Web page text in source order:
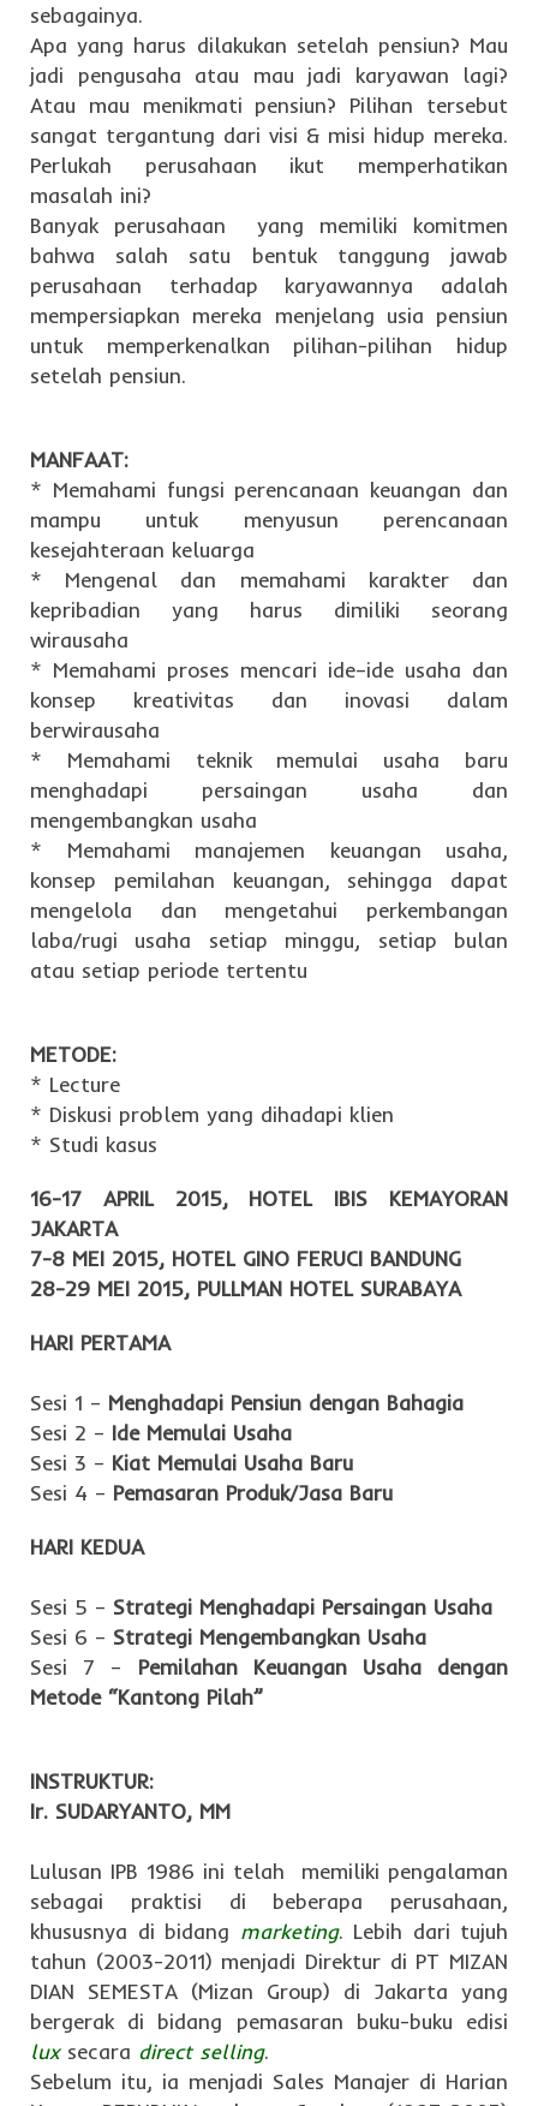
sebagainya.
Apa yang harus dilakukan setelah pensiun? Mau
jadi pengusaha atau mau jadi karyawan lagi?
Atau mau menikmati pensiun? Pilihan tersebut
sangat tergantung dari visi & misi hidup mereka.
Perlukah perusahaan ikut memperhatikan
masalah ini?
Banyak perusahaan yang memiliki komitmen
bahwa salah satu bentuk tanggung jawab
perusahaan terhadap karyawannya adalah
mempersiapkan mereka menjelang usia pensiun
untuk memperkenalkan pilihan-pilihan hidup
setelah pensiun.
MANFAAT:
* Memahami fungsi perencanaan keuangan dan
mampu untuk menyusun perencanaan
kesejahteraan keluarga
* Mengenal dan memahami karakter dan
kepribadian yang harus dimiliki seorang
wirausaha
* Memahami proses mencari ide–ide usaha dan
konsep kreativitas dan inovasi dalam
berwirausaha
* Memahami teknik memulai usaha baru
menghadapi persaingan usaha dan
mengembangkan usaha
* Memahami manajemen keuangan usaha,
konsep pemilahan keuangan, sehingga dapat
mengelola dan mengetahui perkembangan
laba/rugi usaha setiap minggu, setiap bulan
atau setiap periode tertentu
METODE:
* Lecture
* Diskusi problem yang dihadapi klien
* Studi kasus
16-17 APRIL 2015, HOTEL IBIS KEMAYORAN
JAKARTA
7-8 MEI 2015, HOTEL GINO FERUCI BANDUNG
28-29 MEI 2015, PULLMAN HOTEL SURABAYA
HARI PERTAMA
Sesi 1 – Menghadapi Pensiun dengan Bahagia
Sesi 2 – Ide Memulai Usaha
Sesi 3 – Kiat Memulai Usaha Baru
Sesi 4 – Pemasaran Produk/Jasa Baru
HARI KEDUA
Sesi 5 – Strategi Menghadapi Persaingan Usaha
Sesi 6 – Strategi Mengembangkan Usaha
Sesi 7 – Pemilahan Keuangan Usaha dengan
Metode “Kantong Pilah”
INSTRUKTUR:
Ir. SUDARYANTO, MM
Lulusan IPB 1986 ini telah memiliki pengalaman
sebagai praktisi di beberapa perusahaan,
khususnya di bidang marketing. Lebih dari tujuh
tahun (2003-2011) menjadi Direktur di PT MIZAN
DIAN SEMESTA (Mizan Group) di Jakarta yang
bergerak di bidang pemasaran buku-buku edisi
luxsecara direct selling.
Sebelum itu, ia menjadi Sales Manajer di Harian